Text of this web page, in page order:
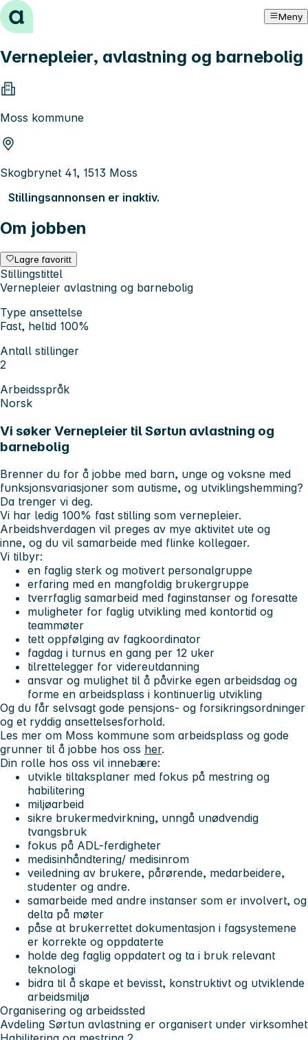
Hopp til innhold Meny
Vernepleier, avlastning og barnebolig
Moss kommune
Skogbrynet 41, 1513 Moss
Stillingsannonsen er inaktiv.
Om jobben
Lagre favoritt
Stillingstittel
Vernepleier avlastning og barnebolig
Type ansettelse
Fast, heltid 100%
Antall stillinger
2
Arbeidsspråk
Norsk
Vi søker Vernepleier til Sørtun avlastning og
barnebolig
Brenner du for å jobbe med barn, unge og voksne med
funksjonsvariasjoner som autisme, og utviklingshemming?
Da trenger vi deg.
Vi har ledig 100% fast stilling som vernepleier.
Arbeidshverdagen vil preges av mye aktivitet ute og
inne, og du vil samarbeide med flinke kollegaer.
Vi tilbyr:
en faglig sterk og motivert personalgruppe
erfaring med en mangfoldig brukergruppe
tverrfaglig samarbeid med faginstanser og foresatte
muligheter for faglig utvikling med kontortid og
teammøter
tett oppfølging av fagkoordinator
fagdag i turnus en gang per 12 uker
tilrettelegger for videreutdanning
ansvar og mulighet til å påvirke egen arbeidsdag og
forme en arbeidsplass i kontinuerlig utvikling
Og du får selvsagt gode pensjons- og forsikringsordninger
og et ryddig ansettelsesforhold.
Les mer om Moss kommune som arbeidsplass og gode
grunner til å jobbe hos oss her.
Din rolle hos oss vil innebære:
utvikle tiltaksplaner med fokus på mestring og
habilitering
miljøarbeid
sikre brukermedvirkning, unngå unødvendig
tvangsbruk
fokus på ADL-ferdigheter
medisinhåndtering/ medisinrom
veiledning av brukere, pårørende, medarbeidere,
studenter og andre.
samarbeide med andre instanser som er involvert, og
delta på møter
påse at brukerrettet dokumentasjon i fagsystemene
er korrekte og oppdaterte
holde deg faglig oppdatert og ta i bruk relevant
teknologi
bidra til å skape et bevisst, konstruktivt og utviklende
arbeidsmiljø
Organisering og arbeidssted
Avdeling Sørtun avlastning er organisert under virksomhet